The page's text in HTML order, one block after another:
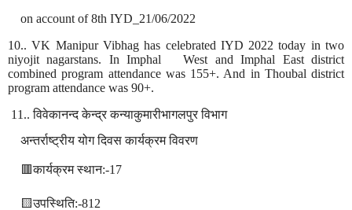
on account of 8th IYD_21/06/2022
10.. VK Manipur Vibhag has celebrated IYD 2022 today in two
niyojit nagarstans. In Imphal
West and Imphal East district
combined program attendance was 155+. And in Thoubal district
program attendance was 90+.
11..विवेकानन्द केन्द्र कन्याकुमारीभागलपुर विभाग
अन्तर्राष्ट्रीय योग दिवस कार्यक्रम विवरण
🟥कार्यक्रम स्थान:-17
🟨उपस्थिति:-812